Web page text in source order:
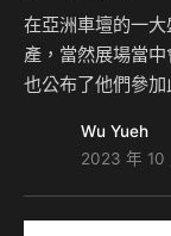
在亞洲車壇的一
產，當然展場當
也公布了他們參
概念車還包含了
型，另外還有X-
特色，相當具有
Wu Yueh
2023 年 10